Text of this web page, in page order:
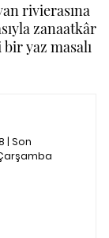
rivierasına
zanaatkâr
yaz masalı
| Son